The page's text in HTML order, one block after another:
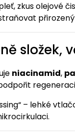
zkus olejové
složek,
niacinamid,
– lehké